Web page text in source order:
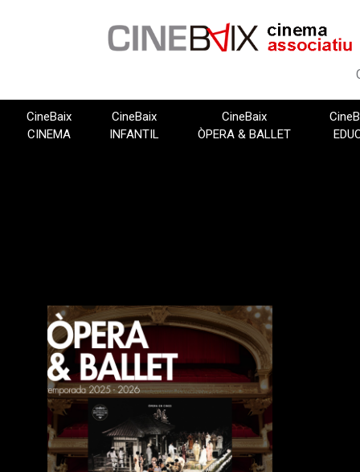
CineBaix
CINEMA
CineBaix
INFANTIL
CineBaix
ÒPERA & BALLET